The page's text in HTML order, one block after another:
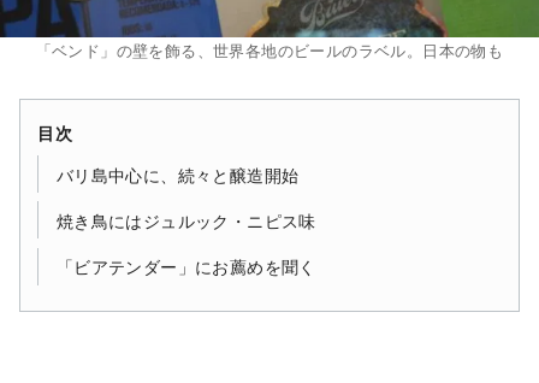
「ベンド」の壁を飾る、世界各地のビールのラベル。日本の物も
目次
バリ島中心に、続々と醸造開始
焼き鳥にはジュルック・ニピス味
「ビアテンダー」にお薦めを聞く